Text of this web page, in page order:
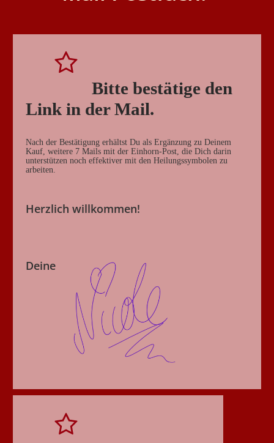
Bitte bestätige den
Link in der Mail.
Nach der Bestätigung erhältst Du als Ergänzung zu Deinem
Kauf, weitere 7 Mails mit der Einhorn-Post, die Dich darin
unterstützen noch effektiver mit den Heilungssymbolen zu
arbeiten.
Herzlich willkommen!
Deine